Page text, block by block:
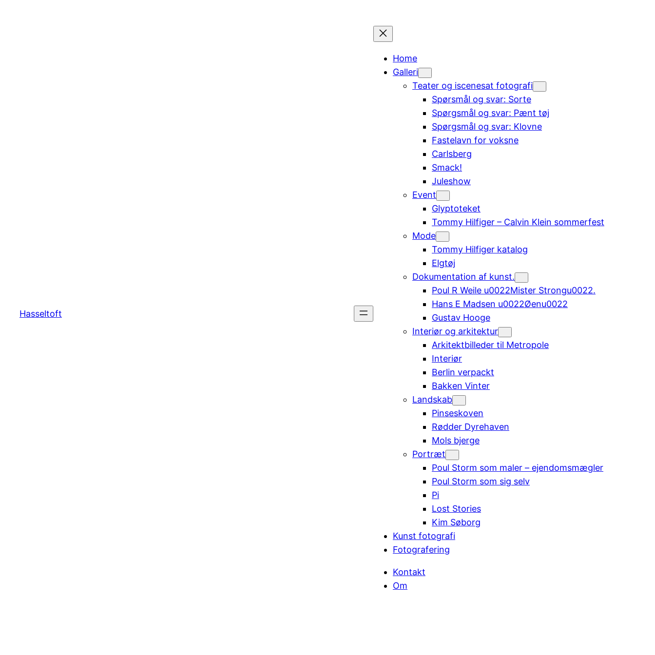
Hasseltoft
Home
Galleri
Teater og iscenesat fotografi
Spørsmål og svar: Sorte
Spørgsmål og svar: Pænt tøj
Spørgsmål og svar: Klovne
Fastelavn for voksne
Carlsberg
Smack!
Juleshow
Event
Glyptoteket
Tommy Hilfiger – Calvin Klein sommerfest
Mode
Tommy Hilfiger katalog
Elgtøj
Dokumentation af kunst.
Poul R Weile u0022Mister Strongu0022.
Hans E Madsen u0022Øenu0022
Gustav Hooge
Interiør og arkitektur
Arkitektbilleder til Metropole
Interiør
Berlin verpackt
Bakken Vinter
Landskab
Pinseskoven
Rødder Dyrehaven
Mols bjerge
Portræt
Poul Storm som maler – ejendomsmægler
Poul Storm som sig selv
Pi
Lost Stories
Kim Søborg
Kunst fotografi
Fotografering
Kontakt
Om